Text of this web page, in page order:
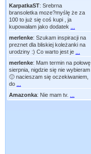
KarpatkaST: Srebrna
bransoletka moze?myślę że za
100 to już się coś kupi , ja
kupowałam jako dodatek
merlenke: Szukam inspiracji na
preznet dla bliskiej koleżanki na
urodziny :) Co warto jest je
merlenke: Mam termin na połowę
sierpnia, nigdzie się nie wybieram
🙂 nacieszam się oczekiwaniem,
do
Amazonka: Nie mam tv.